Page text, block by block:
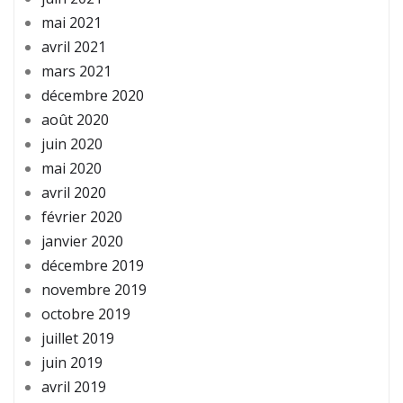
mai 2021
avril 2021
mars 2021
décembre 2020
août 2020
juin 2020
mai 2020
avril 2020
février 2020
janvier 2020
décembre 2019
novembre 2019
octobre 2019
juillet 2019
juin 2019
avril 2019